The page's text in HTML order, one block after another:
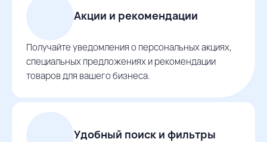
Акции и рекомендации
Получайте уведомления о персональных акциях,
специальных предложениях и рекомендации
товаров для вашего бизнеса.
Удобный поиск и фильтры